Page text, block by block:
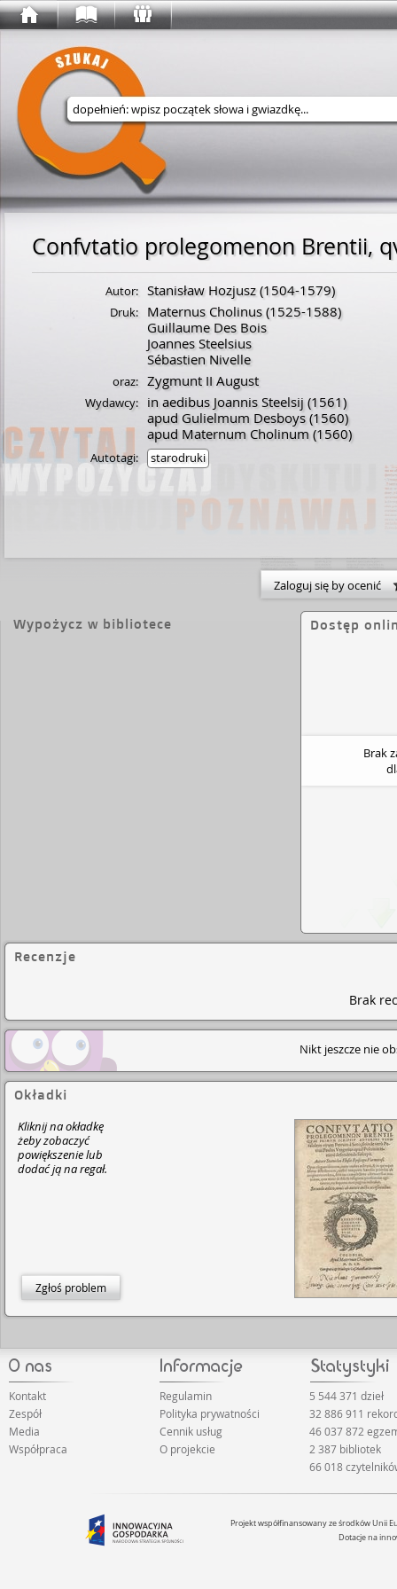
Wyszukaj w serwisie
Autor: Stanisław Hozjusz(1504-1579)
Druk: Maternus Cholinus(1525-1588)
Guillaume Des Bois
Joannes Steelsius
Sébastien Nivelle
oraz: Zygmunt II August
Wydawcy: in aedibus Joannis Steelsij (1561)
apud Gulielmum Desboys (1560)
apud Maternum Cholinum (1560)
Autotagi: starodruki
Zaloguj się by ocenić
Wypożycz w bibliotece Dostęp
Brak
Recenzje
Brak
Nikt jeszcze nie
Okładki
Kliknij na okładkę
żeby zobaczyć
powiększenie lub
dodać ją na regał.
Zgłoś problem
Kontakt
Zespół
Media
Współpraca
Regulamin
Polityka prywatności
Cennik usług
O projekcie
5 544 371 dzieł
32 886 911
46 037 872
2 387 bibliotek
66 018
Projekt współfinansowany ze środków Unii
Dotacje na